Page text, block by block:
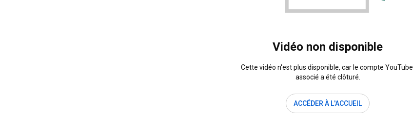
Vidéo non disponible
Cette vidéo n'est plus disponible, car le compte YouTube
associé a été clôturé.
ACCÉDER À L'ACCUEIL